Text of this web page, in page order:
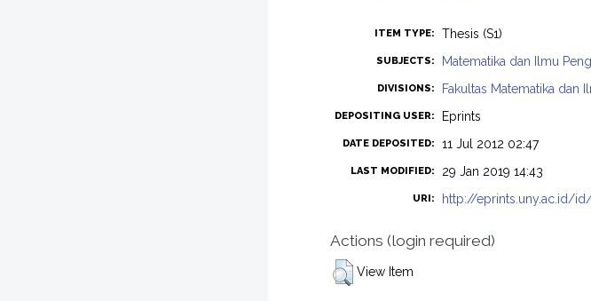
ITEM TYPE: Thesis (S1)
SUBJECTS: Matematika dan Ilmu
DIVISIONS: Fakultas Matematika dan
DEPOSITING USER: Eprints
DATE DEPOSITED: 11 Jul 2012 02:47
LAST MODIFIED: 29 Jan 2019 14:43
URI: http://eprints.uny.ac.id/
Actions (login required)
View Item